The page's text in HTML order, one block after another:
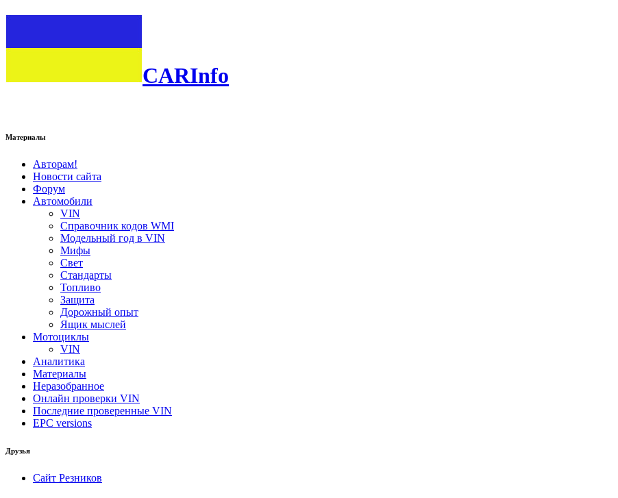
CARInfo
Материалы
Авторам!
Новости сайта
Форум
Автомобили
VIN
Справочник кодов WMI
Модельный год в VIN
Мифы
Свет
Стандарты
Топливо
Защита
Дорожный опыт
Ящик мыслей
Мотоциклы
VIN
Аналитика
Материалы
Неразобранное
Онлайн проверки VIN
Последние проверенные VIN
EPC versions
Друзья
Сайт Резников